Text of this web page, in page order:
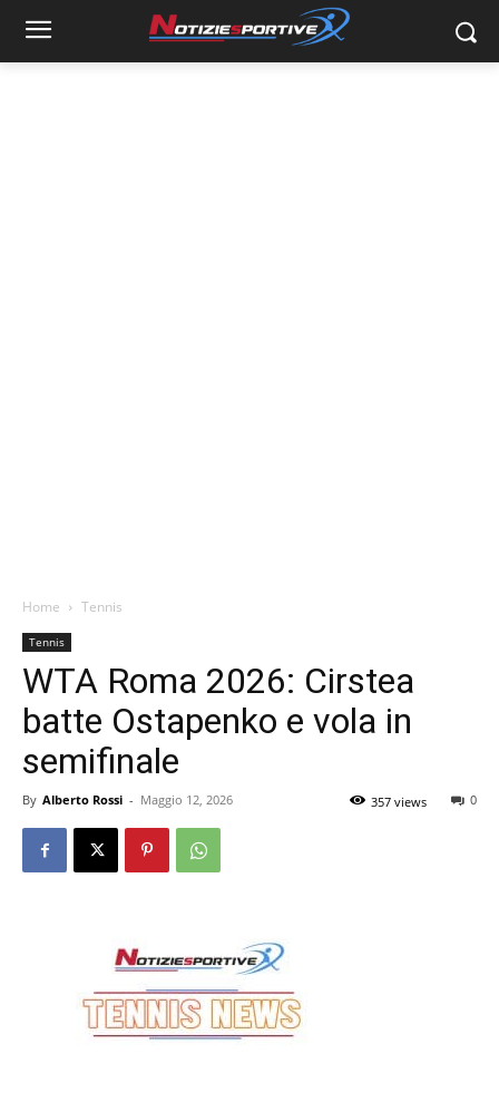
Home Tennis
Tennis
WTA Roma 2026: Cirstea
batte Ostapenko e vola in
semifinale
By Alberto Rossi - Maggio 12, 2026 0
357 views